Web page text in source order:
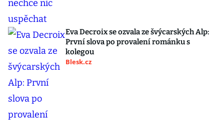
Eva Decroix se ozvala ze švýcarských Alp:
První slova po provalení románku s
kolegou
Blesk.cz